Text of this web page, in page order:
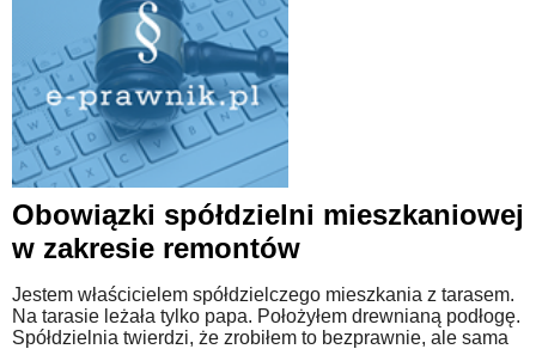
Obowiązki spółdzielni mieszkaniowej
w zakresie remontów
Jestem właścicielem spółdzielczego mieszkania z tarasem.
Na tarasie leżała tylko papa. Położyłem drewnianą podłogę.
Spółdzielnia twierdzi, że zrobiłem to bezprawnie, ale sama